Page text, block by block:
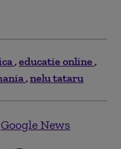
educatie online
nelu tataru
Google News